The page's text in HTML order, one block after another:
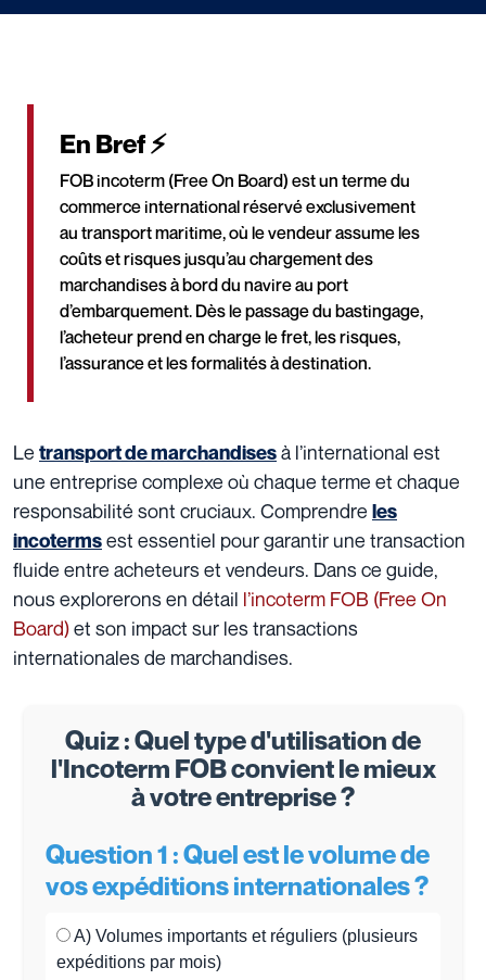
En Bref ⚡
FOB incoterm (Free On Board) est un terme du
commerce international réservé exclusivement
au transport maritime, où le vendeur assume les
coûts et risques jusqu’au chargement des
marchandises à bord du navire au port
d’embarquement. Dès le passage du bastingage,
l’acheteur prend en charge le fret, les risques,
l’assurance et les formalités à destination.
Le transport de marchandisesà l’international est
une entreprise complexe où chaque terme et chaque
responsabilité sont cruciaux. Comprendre les
incotermsest essentiel pour garantir une transaction
fluide entre acheteurs et vendeurs. Dans ce guide,
nous explorerons en détail l’incoterm FOB (Free On
Board)et son impact sur les transactions
internationales de marchandises.
Quiz : Quel type d'utilisation de
l'Incoterm FOB convient le mieux
à votre entreprise ?
Question 1 : Quel est le volume de
vos expéditions internationales ?
A) Volumes importants et réguliers (plusieurs
expéditions par mois)